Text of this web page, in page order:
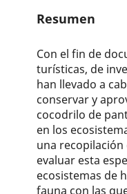
Resumen
Con el fin de
turísticas, de
han llevado a
conservar y
cocodrilo de
en los
una
evaluar esta
ecosistemas de
fauna con las